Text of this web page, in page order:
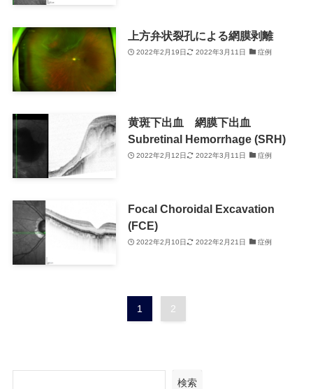
上方弁状裂孔による網膜剥離
2022年2月19日 2022年3月11日 症例
黄斑下出血 網膜下出血
Subretinal Hemorrhage (SRH)
2022年2月12日 2022年3月11日 症例
Focal Choroidal Excavation
(FCE)
2022年2月10日 2022年2月21日 症例
1 2
検索